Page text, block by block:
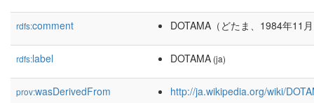
rdfs:comment DOTAMA（どたま、1984年11
rdfs:label DOTAMA (ja)
prov:wasDerivedFrom http://ja.wikipedia.org/wiki/